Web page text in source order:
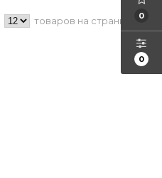
0
0
товаров на странице